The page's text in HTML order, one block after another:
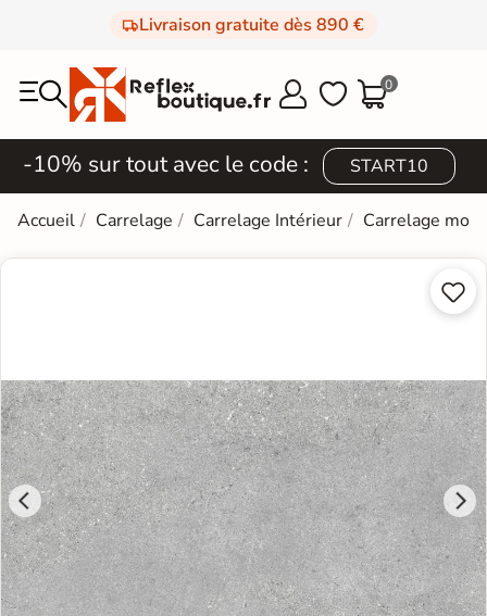
Livraison gratuite dès 890 €
  0
-10% sur tout avec le code : START10
Accueil Carrelage Carrelage Intérieur Carrelage

